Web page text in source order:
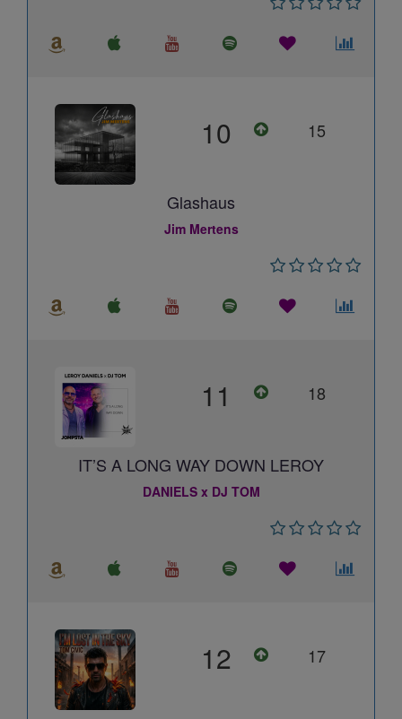
10 15
Glashaus
Jim Mertens
11 18
IT’S A LONG WAY DOWN LEROY
DANIELS x DJ TOM
12 17